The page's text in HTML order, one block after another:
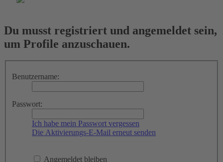
Du musst registriert und angemeldet sein,
um Profile anzuschauen.
Benutzername:
Passwort:
Ich habe mein Passwort vergessen
Die Aktivierungs-E-Mail erneut senden
Angemeldet bleiben